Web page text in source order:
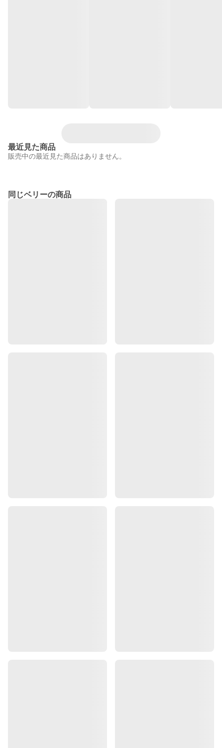
最近見た商品
販売中の最近見た商品はありません。
同じベリーの商品